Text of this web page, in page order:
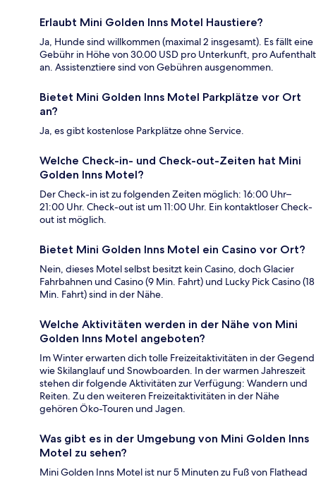
Erlaubt Mini Golden Inns Motel Haustiere?
Ja, Hunde sind willkommen (maximal 2 insgesamt). Es fällt eine
Gebühr in Höhe von 30.00 USD pro Unterkunft, pro Aufenthalt
an. Assistenztiere sind von Gebühren ausgenommen.
Bietet Mini Golden Inns Motel Parkplätze vor Ort
an?
Ja, es gibt kostenlose Parkplätze ohne Service.
Welche Check-in- und Check-out-Zeiten hat Mini
Golden Inns Motel?
Der Check-in ist zu folgenden Zeiten möglich: 16:00 Uhr–
21:00 Uhr. Check-out ist um 11:00 Uhr. Ein kontaktloser Check-
out ist möglich.
Bietet Mini Golden Inns Motel ein Casino vor Ort?
Nein, dieses Motel selbst besitzt kein Casino, doch Glacier
Fahrbahnen und Casino (9 Min. Fahrt) und Lucky Pick Casino (18
Min. Fahrt) sind in der Nähe.
Welche Aktivitäten werden in der Nähe von Mini
Golden Inns Motel angeboten?
Im Winter erwarten dich tolle Freizeitaktivitäten in der Gegend
wie Skilanglauf und Snowboarden. In der warmen Jahreszeit
stehen dir folgende Aktivitäten zur Verfügung: Wandern und
Reiten. Zu den weiteren Freizeitaktivitäten in der Nähe
gehören Öko-Touren und Jagen.
Was gibt es in der Umgebung von Mini Golden Inns
Motel zu sehen?
Mini Golden Inns Motel ist nur 5 Minuten zu Fuß von Flathead